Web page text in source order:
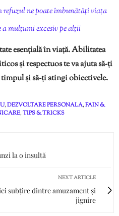
ne poate îmbunătăți viața
mulțumi excesiv pe alții
esențială în viață. Abilitatea
și respectuos te va ajuta să-ți
și să-ți atingi obiectivele.
,DEZVOLTARE PERSONALA,FAIN &
,TIPS & TRICKS
la o insultă
NEXT ARTICLE
subțire dintre amuzament și
jignire